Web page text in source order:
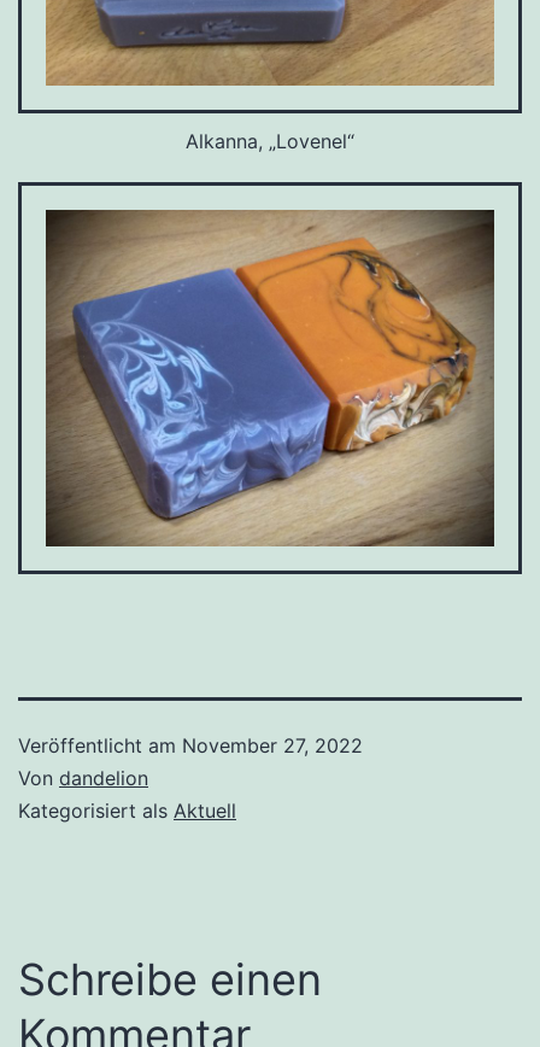
Alkanna, „Lovenel“
Veröffentlicht am November 27, 2022
Von dandelion
Kategorisiert als Aktuell
Schreibe einen
Kommentar